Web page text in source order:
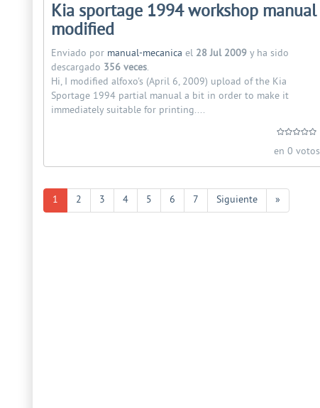
Kia sportage 1994 workshop manual
modified
Enviado por manual-mecanica el 28 Jul 2009y ha sido
descargado 356 veces.
Hi, I modified alfoxo's (April 6, 2009) upload of the Kia
Sportage 1994 partial manual a bit in order to make it
immediately suitable for printing....
en 0 votos
1 2 3 4 5 6 7 Siguiente »